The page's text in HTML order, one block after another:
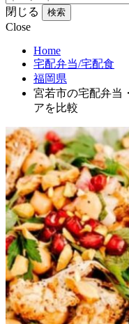
閉じる 検索
Close
Home
宅配弁当/宅配食
福岡県
宮若市の宅配弁当
アを比較